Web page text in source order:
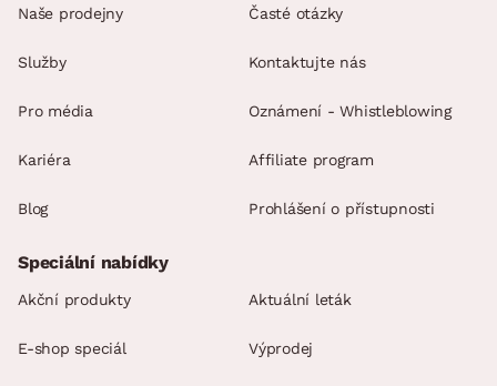
Naše prodejny
Služby
Pro média
Kariéra
Blog
Časté otázky
Kontaktujte nás
Oznámení - Whistleblowing
Affiliate program
Prohlášení o přístupnosti
Speciální nabídky
Akční produkty Aktuální leták
E-shop speciál Výprodej